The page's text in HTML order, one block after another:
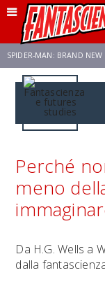
SPIDER-MAN: BRAND NEW
FRANCO RICCIARDIELLO
Perché
meno
Da H.G. Wells a
dalla